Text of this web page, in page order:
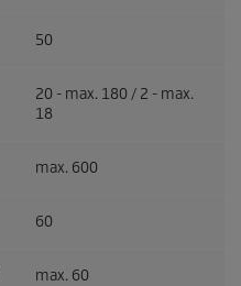
50
20 - max. 180 / 2 - max.
18
max. 600
60
max. 60